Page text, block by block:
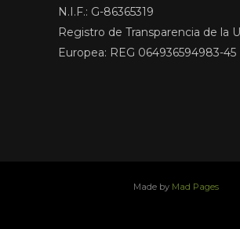
N.I.F.: G-86365319
Registro de Transparencia de la
Europea: REG 064936594983-45
Made by Mad Pages